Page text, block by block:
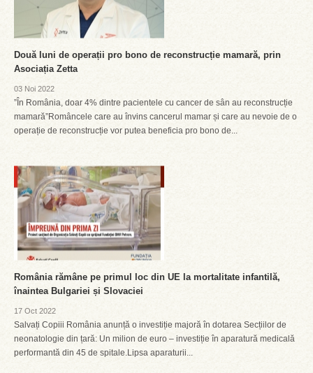
Două luni de operații pro bono de reconstrucție mamară, prin
Asociația Zetta
03 Noi 2022
”În România, doar 4% dintre pacientele cu cancer de sân au reconstrucție
mamară”Româncele care au învins cancerul mamar și care au nevoie de o
operație de reconstrucție vor putea beneficia pro bono de...
România rămâne pe primul loc din UE la mortalitate infantilă,
înaintea Bulgariei și Slovaciei
17 Oct 2022
Salvați Copiii România anunță o investiție majoră în dotarea Secțiilor de
neonatologie din țară: Un milion de euro – investiție în aparatură medicală
performantă din 45 de spitale.Lipsa aparaturii...